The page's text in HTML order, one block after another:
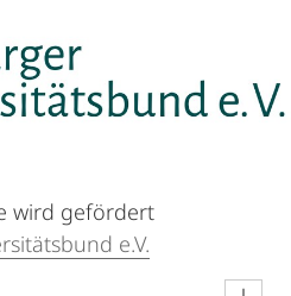
wird gefördert
e.V.